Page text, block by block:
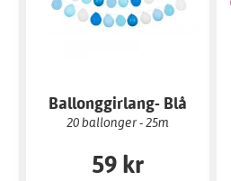
Ballonggirlang- Blå
20 ballonger - 25m
59 kr